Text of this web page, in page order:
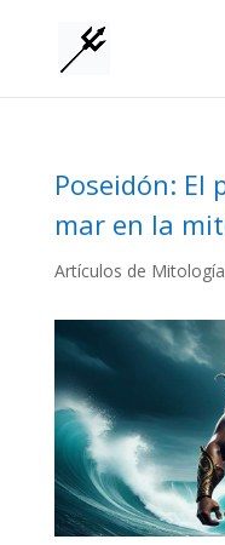
Poseidón: El
mar en la
Artículos de